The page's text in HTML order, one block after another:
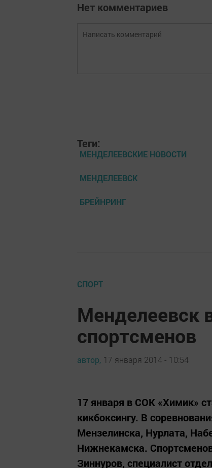
Нет комментариев
Теги:
МЕНДЕЛЕЕВСКИЕ НОВОСТИ
МЕНДЕЛЕЕВСК
БРЕЙНРИНГ
СПОРТ
Менделеевск
спортсменов
автор, 17 января 2014 - 10:54
17 января в СОК «Химик»
кикбоксингу. В
Мензелинска, Нурлата,
Нижнекамска.
Зиннуров, специалист